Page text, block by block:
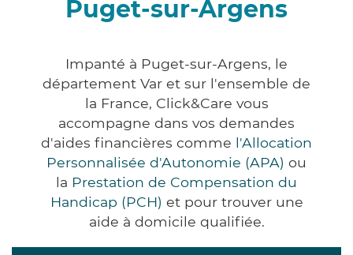
Puget-sur-Argens
Impanté à Puget-sur-Argens, le
département Var et sur l'ensemble de
la France, Click&Care vous
accompagne dans vos demandes
d'aides financières comme l'Allocation
Personnalisée d'Autonomie (APA) ou
la Prestation de Compensation du
Handicap (PCH) et pour trouver une
aide à domicile qualifiée.